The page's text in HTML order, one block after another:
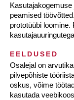
peamised
prototüübi
EELDUSED
Osalejal on
pilvepõhiste
oskus, võime
kasutada